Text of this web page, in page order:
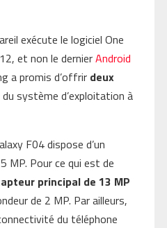
exécute le logiciel One
et non le dernierAndroid
a promis d’offrir deux
du système d’exploitation à
F04 dispose d’un
MP. Pour ce qui est de
principal de 13 MP
de 2 MP. Par ailleurs,
du téléphone